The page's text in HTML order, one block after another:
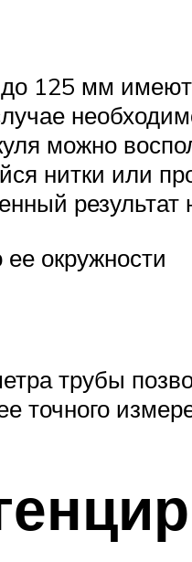
125 мм
можно
нитки или
окружности
трубы
точного